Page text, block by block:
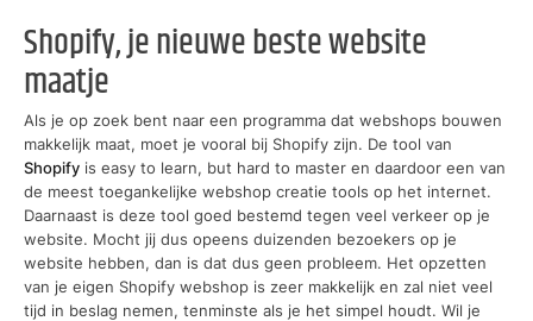
Shopify, je nieuwe beste website
maatje
Als je op zoek bent naar een programma dat webshops bouwen
makkelijk maat, moet je vooral bij Shopify zijn. De tool van
Shopify is easy to learn, but hard to master en daardoor een van
de meest toegankelijke webshop creatie tools op het internet.
Daarnaast is deze tool goed bestemd tegen veel verkeer op je
website. Mocht jij dus opeens duizenden bezoekers op je
website hebben, dan is dat dus geen probleem. Het opzetten
van je eigen Shopify webshop is zeer makkelijk en zal niet veel
tijd in beslag nemen, tenminste als je het simpel houdt. Wil je